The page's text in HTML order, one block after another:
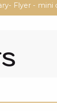
Flyer - mini